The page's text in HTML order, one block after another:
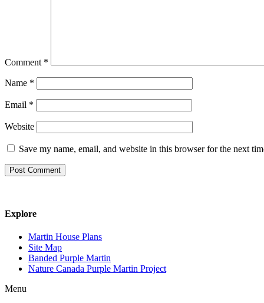
Comment *
Name *
Email *
Website
Save my name, email, and website in this browser for the next
Explore
Martin House Plans
Site Map
Banded Purple Martin
Nature Canada Purple Martin Project
Menu